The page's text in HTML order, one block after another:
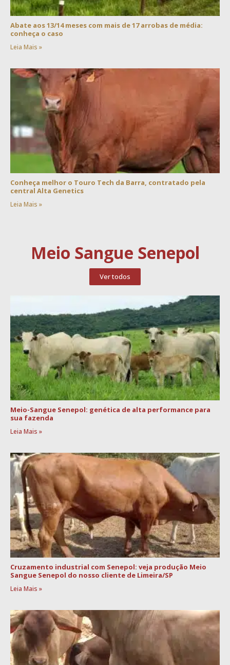
Abate aos 13/14 meses com mais de 17 arrobas de média:
conheça o caso
Leia Mais »
Conheça melhor o Touro Tech da Barra, contratado pela
central Alta Genetics
Leia Mais »
Meio Sangue Senepol
Ver todos
Meio-Sangue Senepol: genética de alta performance para
sua fazenda
Leia Mais »
Cruzamento industrial com Senepol: veja produção Meio
Sangue Senepol do nosso cliente de Limeira/SP
Leia Mais »